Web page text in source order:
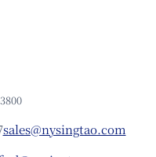
sales@nysingtao.com